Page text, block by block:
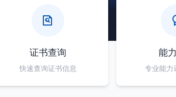
证书查询
快速查询证书信息
能
专业能力